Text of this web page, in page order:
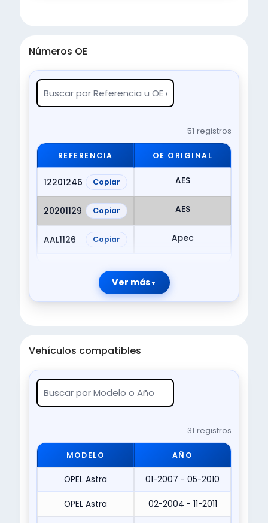
Números OE
51 registros
REFERENCIA OE ORIGINAL
12201246 Copiar AES
20201129 Copiar AES
AAL1126 Copiar Apec
Ver más
Vehículos compatibles
31 registros
MODELO AÑO
OPEL Astra 01-2007 - 05-2010
OPEL Astra 02-2004 - 11-2011